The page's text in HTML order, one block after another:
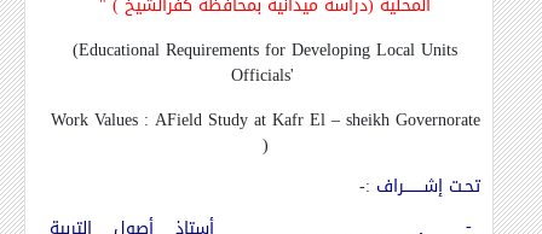
(Educational Requirements for Developing Local Units
Officials'
Work Values : AField Study at Kafr El – sheikh Governorate
)
تحـت إشــــــــراف :-
-